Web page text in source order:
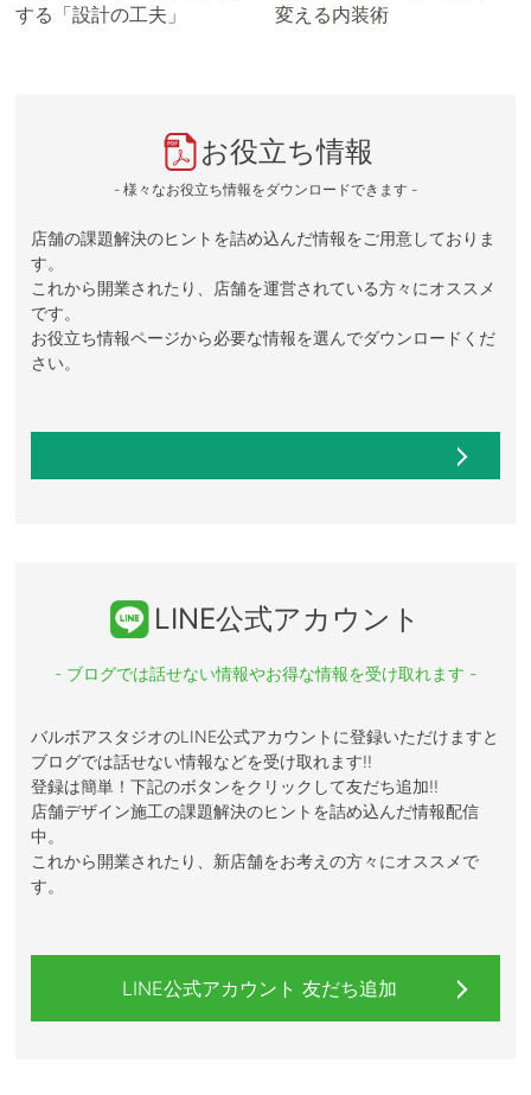
する「設計の工夫」
変える内装術
お役立ち情報
- 様々なお役立ち情報をダウンロードできます -
店舗の課題解決のヒントを詰め込んだ情報をご用意しておりま
す。
これから開業されたり、店舗を運営されている方々にオススメ
です。
お役立ち情報ページから必要な情報を選んでダウンロードくだ
さい。
LINE公式アカウント
- ブログでは話せない情報やお得な情報を受け取れます -
バルボアスタジオのLINE公式アカウントに登録いただけますと
ブログでは話せない情報などを受け取れます!!
登録は簡単！下記のボタンをクリックして友だち追加!!
店舗デザイン施工の課題解決のヒントを詰め込んだ情報配信
中。
これから開業されたり、新店舗をお考えの方々にオススメで
す。
LINE公式アカウント 友だち追加